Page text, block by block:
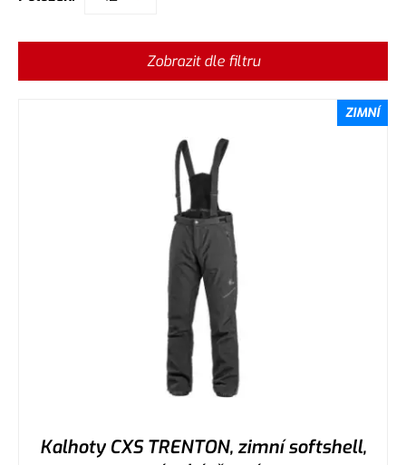
Zobrazit dle filtru
ZIMNÍ
Kalhoty CXS TRENTON, zimní softshell,